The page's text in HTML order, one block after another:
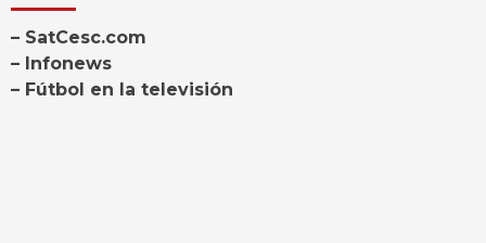
– SatCesc.com
– Infonews
– Fútbol en la televisión